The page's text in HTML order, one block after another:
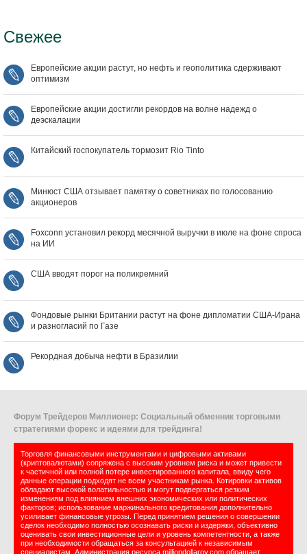
Свежее
Европейские акции растут, но нефть и геополитика сдерживают
оптимизм
Европейские акции достигли рекордов на волне надежд о
деэскалации
Китайский госпокупатель тормозит Rio Tinto
Минюст США отзывает памятку о советниках по голосованию
акционеров
Foxconn установил рекорд месячной выручки в июле на фоне спроса
на ИИ
США вводят порог на поликремний
Фондовые рынки Британии растут на фоне дипломатии США‑Ирана
и разногласий по Газе
Рекордная добыча нефти в Бразилии
Форум Трейдеров Миллионер: Социальный обменник торговыми
стратегиями форекс и идеями для трейдинга!
Торговля финансовыми инструментами и цифровыми активами
(криптовалютами) сопряжена с высоким уровнем риска и может привести
к частичной или полной потере инвестированного капитала, ввиду чего
данные операции подходят не всем участникам рынка. Котировки активов
обладают высокой волатильностью и могут подвергаться резким
изменениям под влиянием внешних экономических или политических
факторов; использование маржинального кредитования дополнительно
усиливает финансовые угрозы. Перед принятием решения о совершении
сделок необходимо полностью осознавать риски и издержки, объективно
оценивать свои инвестиционные цели и уровень компетентности, а также
при необходимости обращаться за консультацией к независимым
специалистам. Администрация ресурса milliondollarov.com обращает